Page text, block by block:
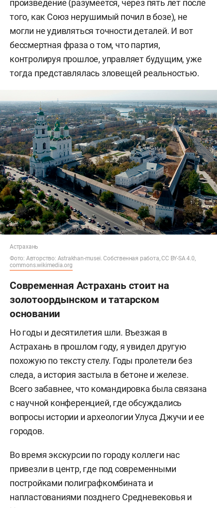
произведение (разумеется, через пять лет после
того, как Союз нерушимый почил в бозе), не
могли не удивляться точности деталей. И вот
бессмертная фраза о том, что партия,
контролируя прошлое, управляет будущим, уже
тогда представлялась зловещей реальностью.
Астрахань
Фото: Авторство: Astrakhan-musei. Собственная работа, CC BY-SA 4.0,
commons.wikimedia.org
Современная Астрахань стоит на
золотоордынском и татарском
основании
Но годы и десятилетия шли. Въезжая в
Астрахань в прошлом году, я увидел другую
похожую по тексту стелу. Годы пролетели без
следа, а история застыла в бетоне и железе.
Всего забавнее, что командировка была связана
с научной конференцией, где обсуждались
вопросы истории и археологии Улуса Джучи и ее
городов.
Во время экскурсии по городу коллеги нас
привезли в центр, где под современными
постройками полиграфкомбината и
напластованиями позднего Средневековья и